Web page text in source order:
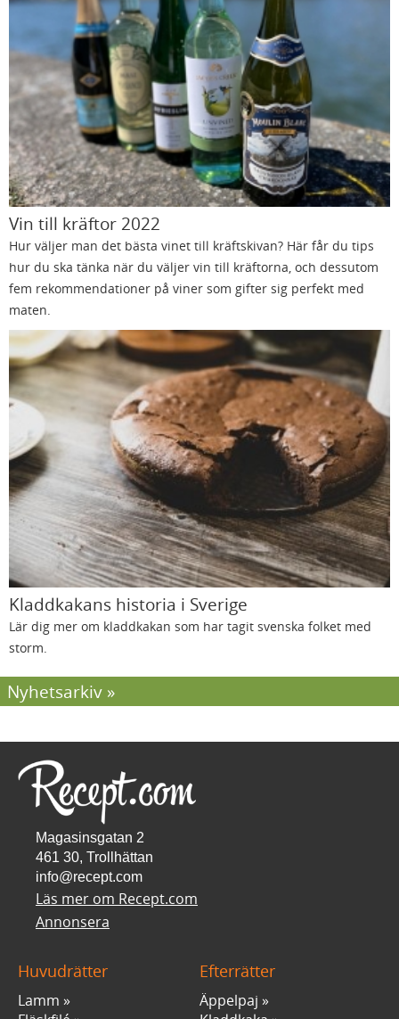
Vin till kräftor 2022
Hur väljer man det bästa vinet till kräftskivan? Här får du tips
hur du ska tänka när du väljer vin till kräftorna, och dessutom
fem rekommendationer på viner som gifter sig perfekt med
maten.
Kladdkakans historia i Sverige
Lär dig mer om kladdkakan som har tagit svenska folket med
storm.
Nyhetsarkiv
Magasinsgatan 2
461 30, Trollhättan
info@recept.com
Läs mer om Recept.com
Annonsera
Huvudrätter
Lamm
Efterrätter
Äppelpaj